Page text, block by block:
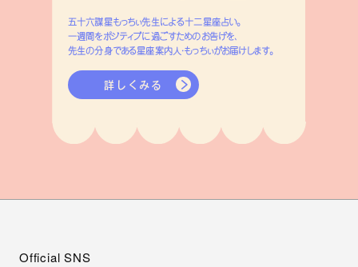
五十六謀星もっちぃ先生による十二星座占い。
一週間をポジティブに過ごすためのお告げを、
先生の分身である星座案内人・もっちぃがお届けします。
詳しくみる
Official SNS